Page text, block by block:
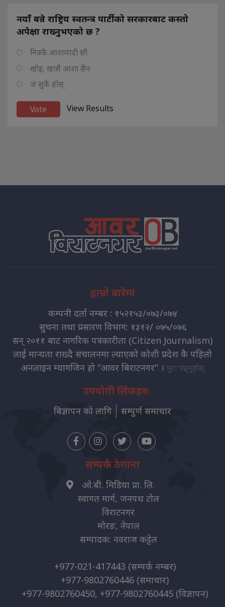
नयाँ बन्ने राष्ट्रिय स्वतन्त्र पार्टीको सरकारबाट कस्तो
अपेक्षा राख्नुभएको छ ?
निक्कै आशावादी छौ
खोइ, खासै आशा छैन
ज सुकै होस्
View Results
हाम्रो बारेमा
कम्पनी दर्ता नम्बर : १५२१५३/०७३/०७४
सुचना तथा प्रसारण विभाग: १३१२/ ०७५/०७६
सन् २०११ बाट नागरिक पत्रकारीता (Citizen Journalism)
लाई मान्यता राख्दै संचालनमा ल्याएको कोशी प्रदेश कै पहिलो
अनलाइन म्यागजिन हो "आवर बिराटनगर" । पुरा पढ्नुहोस्
उपयोगी लिंकहरु
बिज्ञापन को लागि सम्पुर्ण समाचार
सम्पर्क ठेगाना
ओ.बी. मिडिया प्रा. लि.
स्वागत मार्ग, जनपथ टोल
विराटनगर
मोरङ, नेपाल
सम्पादक: नवराज कट्टेल
+977-021-417443 (सम्पर्क नम्बर)
+977-9802760446 (समाचार)
+977-9802760450, +977-9802760445 (विज्ञापन)